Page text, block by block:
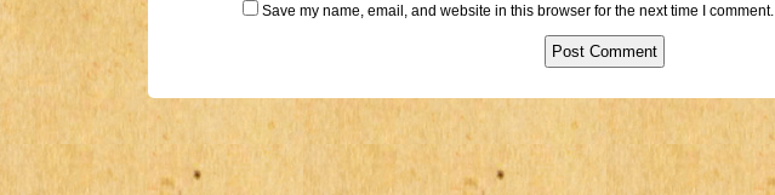
Save my name, email, and website in this browser for the next time I comment.